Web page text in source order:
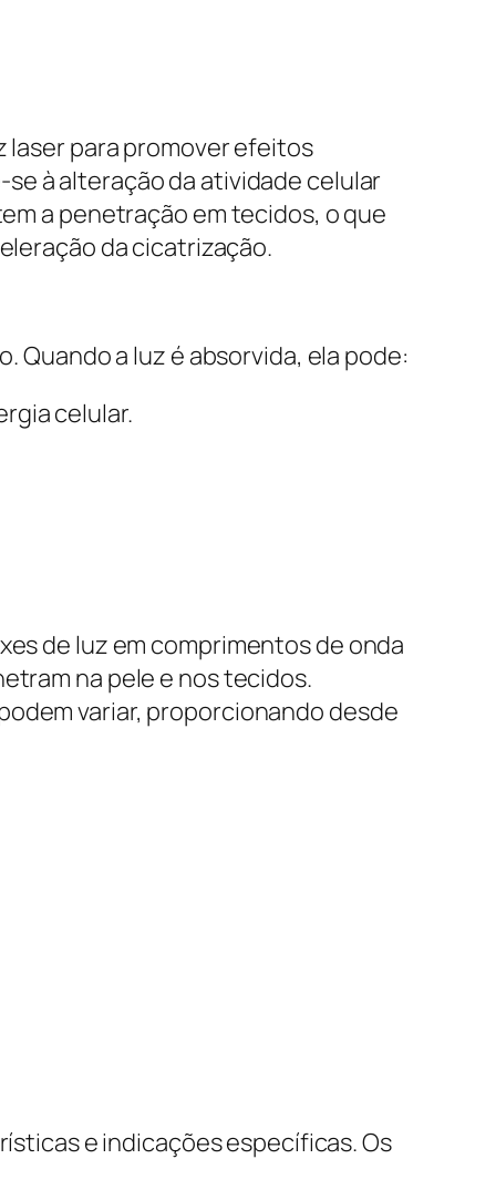
laser para promover efeitos
à alteração da atividade celular
a penetração em tecidos, o que
da cicatrização.
Quando a luz é absorvida, ela pode:
celular.
de luz em comprimentos de onda
na pele e nos tecidos.
variar, proporcionando desde
e indicações específicas. Os